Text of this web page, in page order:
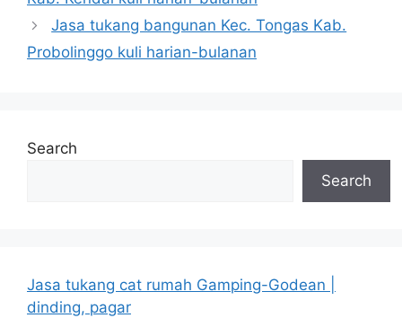
Jasa tukang bangunan Kec. Tongas Kab.
Probolinggo kuli harian-bulanan
Search
Search
Jasa tukang cat rumah Gamping-Godean |
dinding, pagar